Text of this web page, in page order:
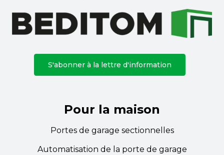
S'abonner à la lettre d'information
Pour la maison
Portes de garage sectionnelles
Automatisation de la porte de garage